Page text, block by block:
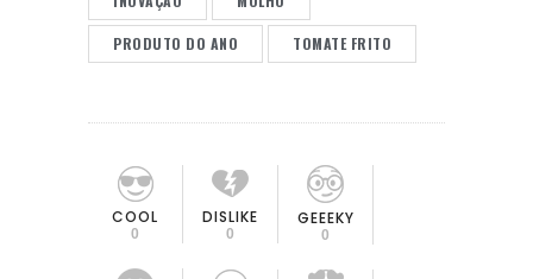
PRODUTO DO ANO TOMATE FRITO
COOL
0
DISLIKE
0
GEEEKY
0